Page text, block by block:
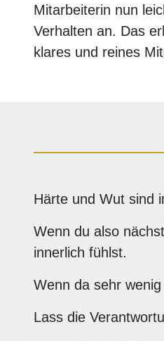
Mitarbeiterin nun
Verhalten an. Das
klares und reines
Härte und Wut sind
Wenn du also
innerlich fühlst.
Wenn da sehr
Lass die